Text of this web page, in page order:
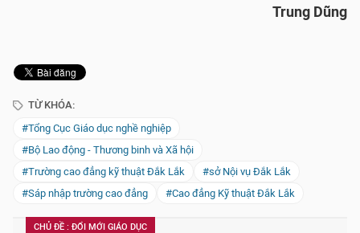
Trung Dũng
TỪ KHÓA:
#Tổng Cục Giáo dục nghề nghiệp
#Bộ Lao động - Thương binh và Xã hội
#Trường cao đẳng kỹ thuật Đắk Lắk
#sở Nội vụ Đắk Lắk
#Sáp nhập trường cao đẳng
#Cao đẳng Kỹ thuật Đắk Lắk
CHỦ ĐỀ : ĐỔI MỚI GIÁO DỤC